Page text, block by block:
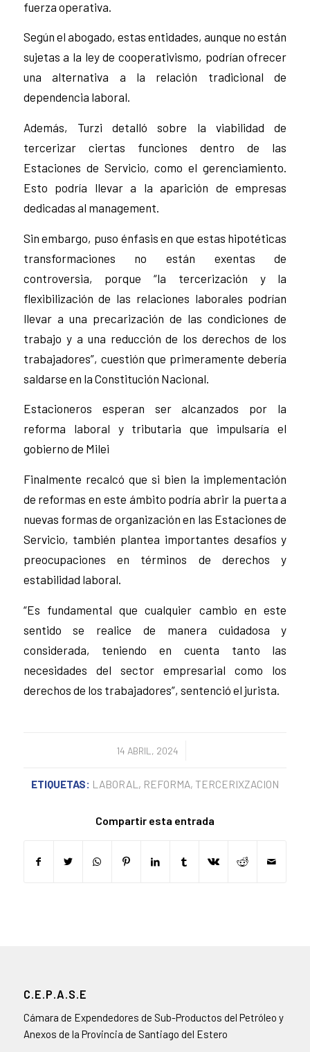
fuerza operativa.
Según el abogado, estas entidades, aunque no están
sujetas a la ley de cooperativismo, podrían ofrecer
una alternativa a la relación tradicional de
dependencia laboral.
Además, Turzi detalló sobre la viabilidad de
tercerizar ciertas funciones dentro de las
Estaciones de Servicio, como el gerenciamiento.
Esto podría llevar a la aparición de empresas
dedicadas al management.
Sin embargo, puso énfasis en que estas hipotéticas
transformaciones no están exentas de
controversia, porque “la tercerización y la
flexibilización de las relaciones laborales podrían
llevar a una precarización de las condiciones de
trabajo y a una reducción de los derechos de los
trabajadores”, cuestión que primeramente debería
saldarse en la Constitución Nacional.
Estacioneros esperan ser alcanzados por la
reforma laboral y tributaria que impulsaría el
gobierno de Milei
Finalmente recalcó que si bien la implementación
de reformas en este ámbito podría abrir la puerta a
nuevas formas de organización en las Estaciones de
Servicio, también plantea importantes desafíos y
preocupaciones en términos de derechos y
estabilidad laboral.
“Es fundamental que cualquier cambio en este
sentido se realice de manera cuidadosa y
considerada, teniendo en cuenta tanto las
necesidades del sector empresarial como los
derechos de los trabajadores”, sentenció el jurista.
14 ABRIL, 2024
/
ETIQUETAS: LABORAL , REFORMA, TERCERIXZACION
Compartir esta entrada
C.E.P.A.S.E
Cámara de Expendedores de Sub-Productos del Petróleo y
Anexos de la Provincia de Santiago del Estero